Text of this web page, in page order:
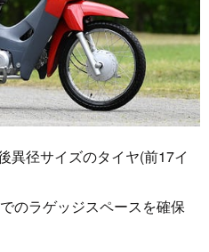
異径サイズのタイヤ(前17イ
のラゲッジスペースを確保